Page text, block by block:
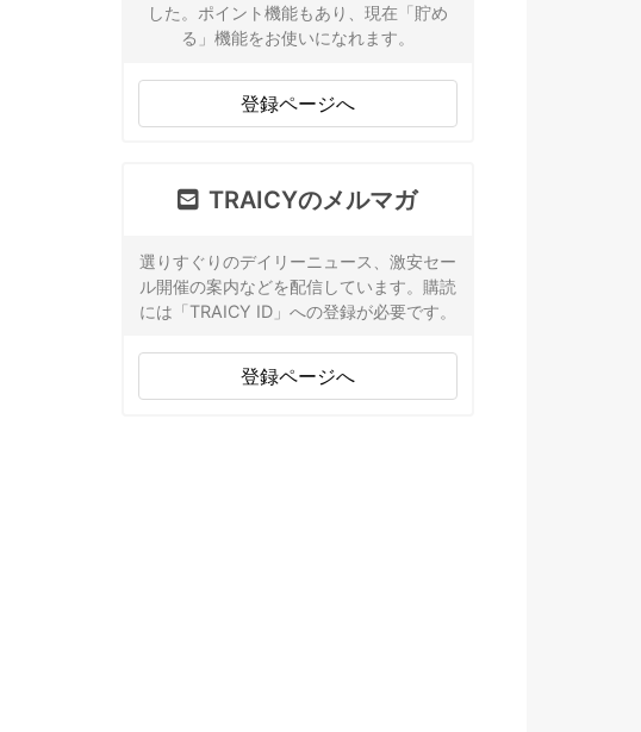
した。ポイント機能もあり、現在「貯め
る」機能をお使いになれます。
登録ページへ
TRAICYのメルマガ
選りすぐりのデイリーニュース、激安セー
ル開催の案内などを配信しています。購読
には「TRAICY ID」への登録が必要です。
登録ページへ